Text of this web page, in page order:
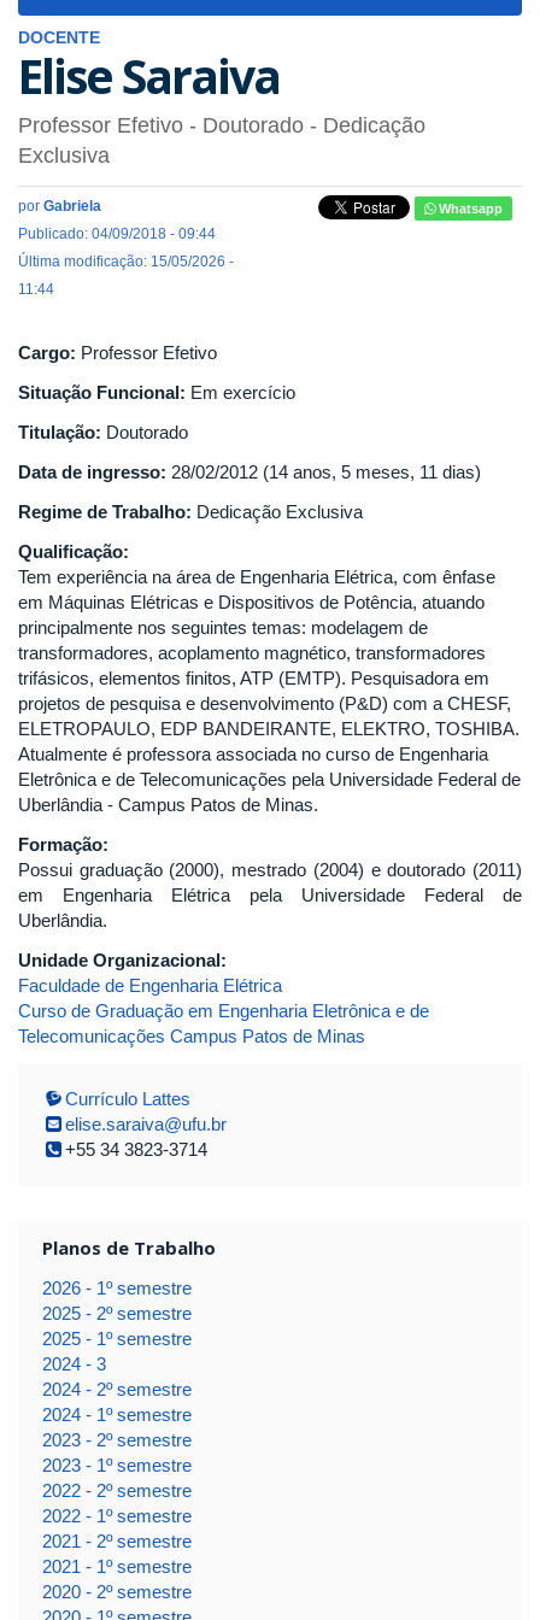
DOCENTE
Elise Saraiva
Professor Efetivo - Doutorado - Dedicação
Exclusiva
por Gabriela
Publicado: 04/09/2018 - 09:44
Última modificação: 15/05/2026 -
11:44
Whatsapp
Cargo: Professor Efetivo
Situação Funcional: Em exercício
Titulação: Doutorado
Data de ingresso: 28/02/2012 (14 anos, 5 meses, 11 dias)
Regime de Trabalho: Dedicação Exclusiva
Qualificação:
Tem experiência na área de Engenharia Elétrica, com ênfase
em Máquinas Elétricas e Dispositivos de Potência, atuando
principalmente nos seguintes temas: modelagem de
transformadores, acoplamento magnético, transformadores
trifásicos, elementos finitos, ATP (EMTP). Pesquisadora em
projetos de pesquisa e desenvolvimento (P&D) com a CHESF,
ELETROPAULO, EDP BANDEIRANTE, ELEKTRO, TOSHIBA.
Atualmente é professora associada no curso de Engenharia
Eletrônica e de Telecomunicações pela Universidade Federal de
Uberlândia - Campus Patos de Minas.
Formação:
Possui graduação (2000), mestrado (2004) e doutorado (2011)
em Engenharia Elétrica pela Universidade Federal de
Uberlândia.
Unidade Organizacional:
Faculdade de Engenharia Elétrica
Curso de Graduação em Engenharia Eletrônica e de
Telecomunicações Campus Patos de Minas
Currículo Lattes
elise.saraiva@ufu.br
+55 34 3823-3714
Planos de Trabalho
2026 - 1º semestre
2025 - 2º semestre
2025 - 1º semestre
2024 - 3
2024 - 2º semestre
2024 - 1º semestre
2023 - 2º semestre
2023 - 1º semestre
2022 - 2º semestre
2022 - 1º semestre
2021 - 2º semestre
2021 - 1º semestre
2020 - 2º semestre